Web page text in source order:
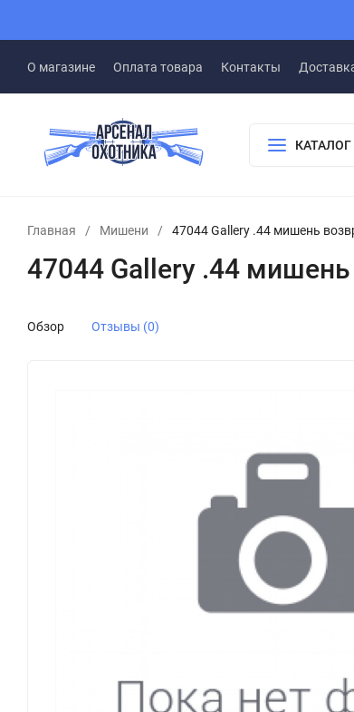
О магазине Оплата товара Контакты
Главная / Мишени / 47044 Gallery .44 мишень
47044 Gallery .44
Обзор Отзывы (0)